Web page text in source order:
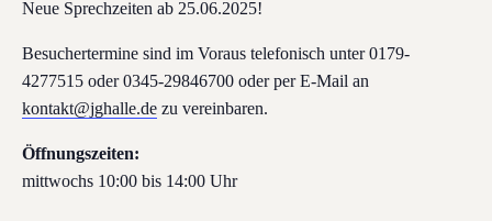
Neue Sprechzeiten ab 25.06.2025!
Besuchertermine sind im Voraus telefonisch unter 0179-
4277515 oder 0345-29846700 oder per E-Mail an
kontakt@jghalle.de zu vereinbaren.
Öffnungszeiten:
mittwochs 10:00 bis 14:00 Uhr